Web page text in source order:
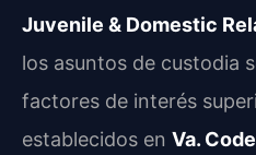
Juvenile & Domestic
los asuntos de custodia
factores de interés
establecidos en Va.